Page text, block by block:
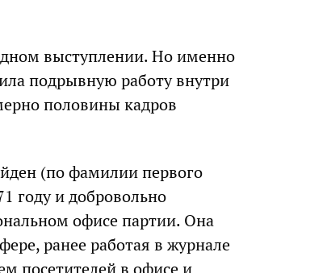
выступлении. Но именно
подрывную работу внутри
половины кадров
(по фамилии первого
году и добровольно
офисе партии. Она
ранее работая в журнале
посетителей в офисе и